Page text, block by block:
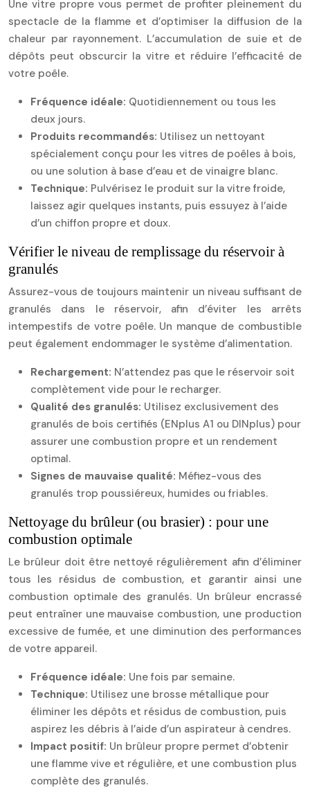
Une vitre propre vous permet de profiter pleinement du
spectacle de la flamme et d’optimiser la diffusion de la
chaleur par rayonnement. L’accumulation de suie et de
dépôts peut obscurcir la vitre et réduire l’efficacité de
votre poêle.
Fréquence idéale: Quotidiennement ou tous les
deux jours.
Produits recommandés: Utilisez un nettoyant
spécialement conçu pour les vitres de poêles à bois,
ou une solution à base d’eau et de vinaigre blanc.
Technique: Pulvérisez le produit sur la vitre froide,
laissez agir quelques instants, puis essuyez à l’aide
d’un chiffon propre et doux.
Vérifier le niveau de remplissage du réservoir à
granulés
Assurez-vous de toujours maintenir un niveau suffisant de
granulés dans le réservoir, afin d’éviter les arrêts
intempestifs de votre poêle. Un manque de combustible
peut également endommager le système d’alimentation.
Rechargement: N’attendez pas que le réservoir soit
complètement vide pour le recharger.
Qualité des granulés: Utilisez exclusivement des
granulés de bois certifiés (ENplus A1 ou DINplus) pour
assurer une combustion propre et un rendement
optimal.
Signes de mauvaise qualité: Méfiez-vous des
granulés trop poussiéreux, humides ou friables.
Nettoyage du brûleur (ou brasier) : pour une
combustion optimale
Le brûleur doit être nettoyé régulièrement afin d’éliminer
tous les résidus de combustion, et garantir ainsi une
combustion optimale des granulés. Un brûleur encrassé
peut entraîner une mauvaise combustion, une production
excessive de fumée, et une diminution des performances
de votre appareil.
Fréquence idéale: Une fois par semaine.
Technique: Utilisez une brosse métallique pour
éliminer les dépôts et résidus de combustion, puis
aspirez les débris à l’aide d’un aspirateur à cendres.
Impact positif: Un brûleur propre permet d’obtenir
une flamme vive et régulière, et une combustion plus
complète des granulés.